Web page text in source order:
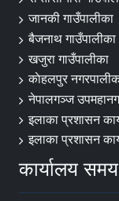
जानकी गाउँपालीका
बैजनाथ गाउँपालीका
खजुरा गाउँपालीका
काेहलपुर
नेपालगञ्ज
इलाका प्रशासन
इलाका प्रशासन
कार्यालय समय